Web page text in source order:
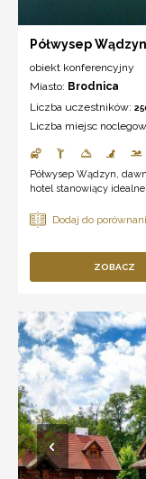
Półwysep Wądzyn
obiekt konferencyjny
Miasto: Brodnica
Liczba uczestników:
Liczba miejsc
Półwysep Wądzyn,
hotel stanowiący
ZOBACZ